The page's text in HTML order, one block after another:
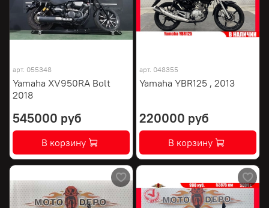
арт. 055348
Yamaha XV950RA Bolt
2018
545000 руб
В корзину
арт. 048355
Yamaha YBR125 , 2013
220000 руб
В корзину